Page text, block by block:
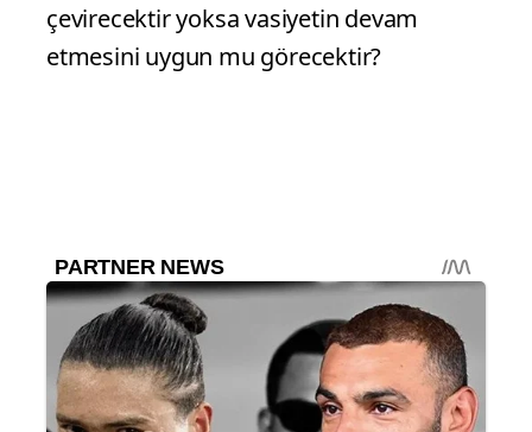
çevirecektir yoksa vasiyetin devam
etmesini uygun mu görecektir?